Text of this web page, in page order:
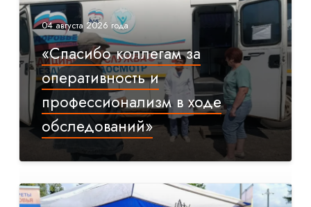
04 августа 2026 года
«Спасибо коллегам за
оперативность и
профессионализм в ходе
обследований»